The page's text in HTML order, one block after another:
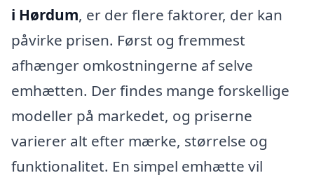
i Hørdum, er der flere faktorer, der kan
påvirke prisen. Først og fremmest
afhænger omkostningerne af selve
emhætten. Der findes mange forskellige
modeller på markedet, og priserne
varierer alt efter mærke, størrelse og
funktionalitet. En simpel emhætte vil